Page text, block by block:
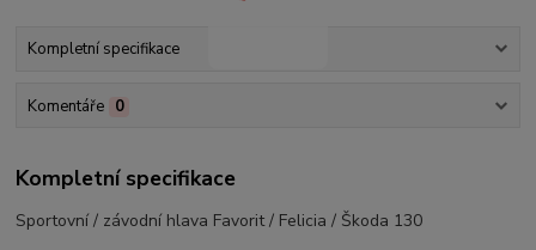
Kompletní specifikace
Komentáře 0
Kompletní specifikace
Sportovní / závodní hlava Favorit / Felicia / Škoda 130